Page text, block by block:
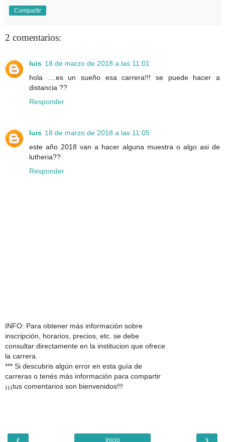
Compartir
2 comentarios:
luis 18 de marzo de 2018 a las 11:01
hola ....es un sueño esa carrera!!! se puede hacer a
distancia ??
Responder
luis 18 de marzo de 2018 a las 11:05
este año 2018 van a hacer alguna muestra o algo asi de
lutheria??
Responder
INFO: Para obtener más información sobre
inscripción, horarios, precios, etc. se debe
consultar directamente en la institucion que ofrece
la carrera.
*** Si descubris algún error en esta guía de
carreras o tenés más información para compartir
¡¡¡tus comentarios son bienvenidos!!!
‹ ›
Inicio